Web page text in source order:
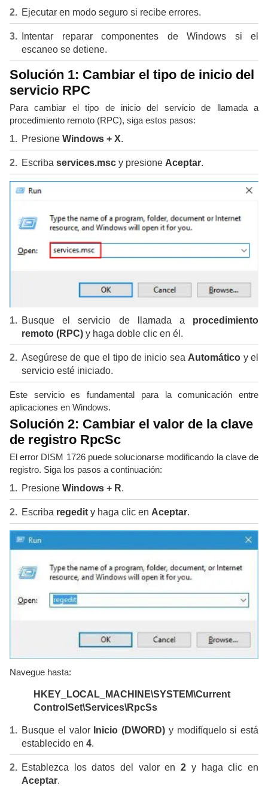
Ejecutar en modo seguro si recibe errores.
Intentar reparar componentes de Windows si el
escaneo se detiene.
Solución 1: Cambiar el tipo de inicio del
servicio RPC
Para cambiar el tipo de inicio del servicio de llamada a
procedimiento remoto (RPC), siga estos pasos:
Presione Windows + X.
Escriba services.msc y presione Aceptar.
Busque el servicio de llamada a procedimiento
remoto (RPC) y haga doble clic en él.
Asegúrese de que el tipo de inicio seaAutomático y el
servicio esté iniciado.
Este servicio es fundamental para la comunicación entre
aplicaciones en Windows.
Solución 2: Cambiar el valor de la clave
de registro RpcSc
El error DISM 1726 puede solucionarse modificando la clave de
registro. Siga los pasos a continuación:
Presione Windows + R.
Escriba regedit y haga clic en Aceptar.
Navegue hasta:
HKEY_LOCAL_MACHINE\SYSTEM\Current
ControlSet\Services\RpcSs
Busque el valor Inicio (DWORD) y modifíquelo si está
establecido en 4.
Establezca los datos del valor en2 y haga clic en
Aceptar.